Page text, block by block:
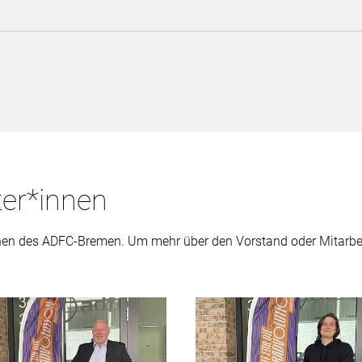
des ADFC-Bremen. Um mehr über den Vorstand oder